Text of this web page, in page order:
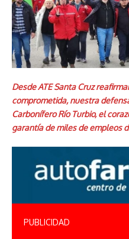
Desde ATE Santa Cruz
comprometida, nuestra
Carbonífero Río Turbio, el
garantía de miles de empleos
PUBLICIDAD